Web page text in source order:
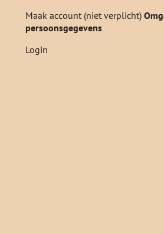
Maak account (niet verplicht)
persoonsgegevens
Login